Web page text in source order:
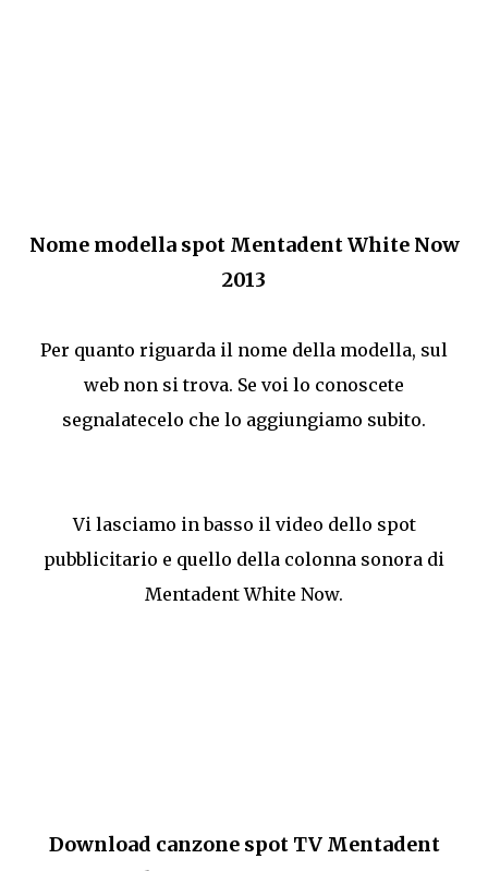
Nome modella spot Mentadent White Now
2013
Per quanto riguarda il nome della modella, sul
web non si trova. Se voi lo conoscete
segnalatecelo che lo aggiungiamo subito.
Vi lasciamo in basso il video dello spot
pubblicitario e quello della colonna sonora di
Mentadent White Now.
Download canzone spot TV Mentadent